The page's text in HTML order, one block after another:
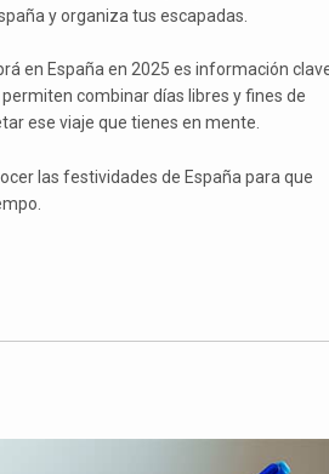
y organiza tus escapadas.
en España en 2025 es información
combinar días libres y fines de
ese viaje que tienes en mente.
las festividades de España para que